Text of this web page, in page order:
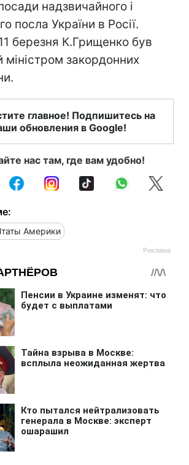
надзвичайного і
посла України в Росії.
березня К.Грищенко був
міністром закордонних
главное! Подпишитесь на
обновления в Google!
нас там, где вам удобно!
Америки